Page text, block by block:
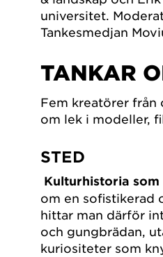
universitet.
Tankesmedjan
TANKAR
Fem kreatörer från
om lek i modeller,
STED
Kulturhistoria
om en sofistikerad
hittar man därför
och gungbrädan,
kuriositeter som